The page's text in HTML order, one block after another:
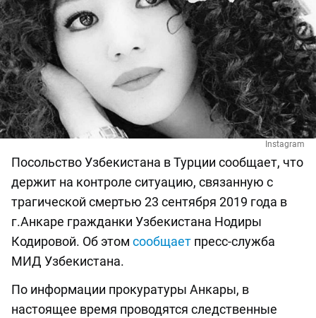
Instagram
Посольство Узбекистана в Турции сообщает, что
держит на контроле ситуацию, связанную с
трагической смертью 23 сентября 2019 года в
г.Анкаре гражданки Узбекистана Нодиры
Кодировой. Об этом сообщает пресс-служба
МИД Узбекистана.
По информации прокуратуры Анкары, в
настоящее время проводятся следственные